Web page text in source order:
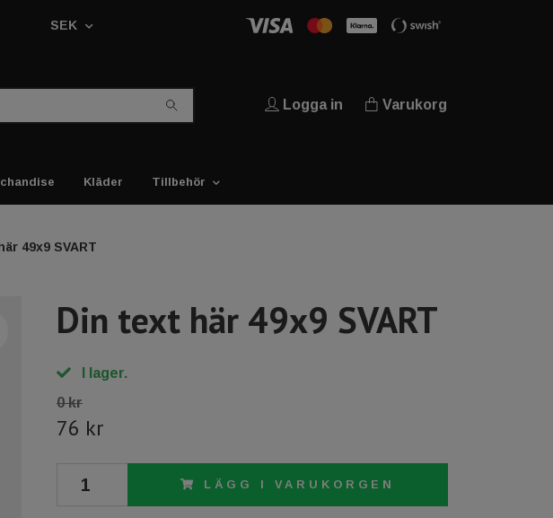
SEK
Logga in Varukorg
Kläder Tillbehör
49x9 SVART
Din text här 49x9 SVART
I lager.
0 kr
76 kr
LÄGG I VARUKORGEN